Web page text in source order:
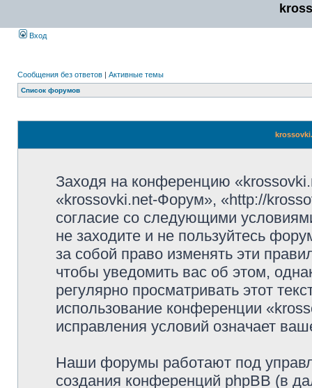
Вход
Сообщения без ответов | Активные темы
Список форумов
Заходя на конференцию
«krossovki.net-Форум», «http://
согласие со следующими
не заходите и не пользуйтесь
за собой право изменять эти
чтобы уведомить вас об этом,
регулярно просматривать этот
использование конференции
исправления условий означает
Наши форумы работают под
создания конференций phpBB (в